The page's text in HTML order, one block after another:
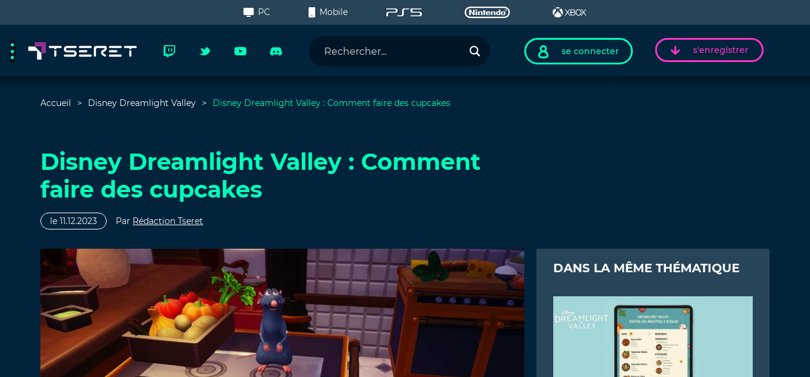
PC Mobile
se connecter s'enregistrer
Accueil Disney Dreamlight Valley Disney Dreamlight Valley : Comment faire des cupcakes
Disney Dreamlight Valley : Comment
faire des cupcakes
le 11.12.2023 Par Rédaction Tseret
DANS LA MÊME THÉMATIQUE